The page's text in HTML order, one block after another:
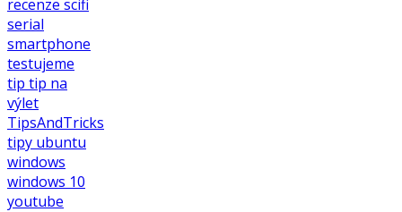
recenze scifi
serial
smartphone
testujeme
tip tip na
výlet
TipsAndTricks
tipy ubuntu
windows
windows 10
youtube